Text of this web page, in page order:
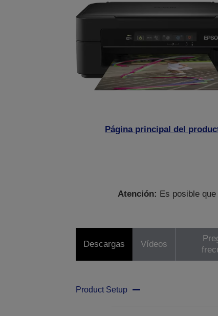
Página principal del
Atención: Es posible
Descargas Vídeos
Product Setup